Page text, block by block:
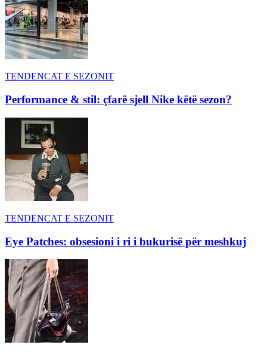
TENDENCAT E SEZONIT
Performance & stil: çfarë sjell Nike këtë sezon?
TENDENCAT E SEZONIT
Eye Patches: obsesioni i ri i bukurisë për meshkuj